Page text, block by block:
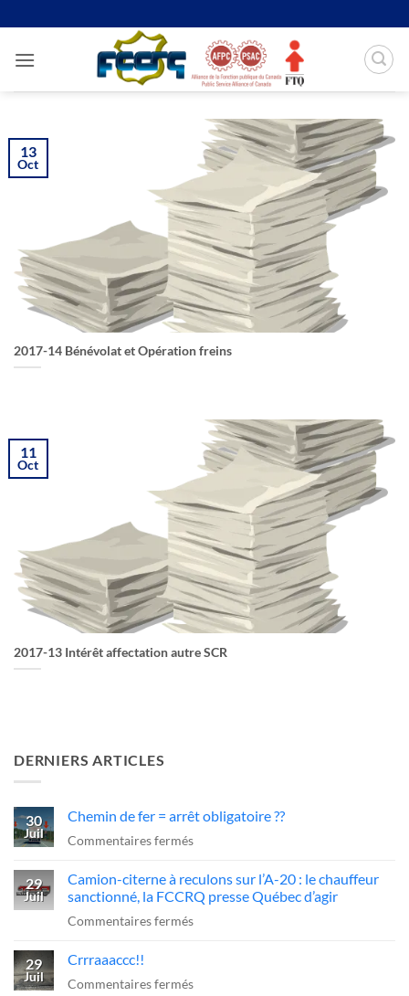
au
contenu
2017-14 Bénévolat et Opération freins
13
Oct
2017-13 Intérêt affectation autre SCR
11
Oct
DERNIERS ARTICLES
30
Juil
Chemin de fer = arrêt obligatoire ??
Commentaires ferméssur
de
fer
=
??
29
Juil
Camion-citerne à reculons sur l’A-20 : le chauffeur
sanctionné, la FCCRQ presse Québec d’agir
Commentaires ferméssur
à
29
Juil
Crrraaaccc!!
Commentaires ferméssur